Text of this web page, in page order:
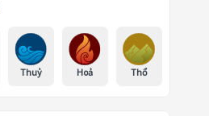
Thuỷ Hoả Thổ